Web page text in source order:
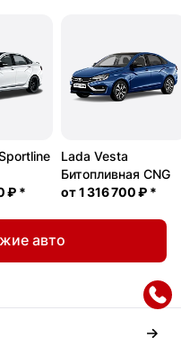
₽ *
Lada Vesta
Битопливная CNG
от1 316 700 ₽ *
авто